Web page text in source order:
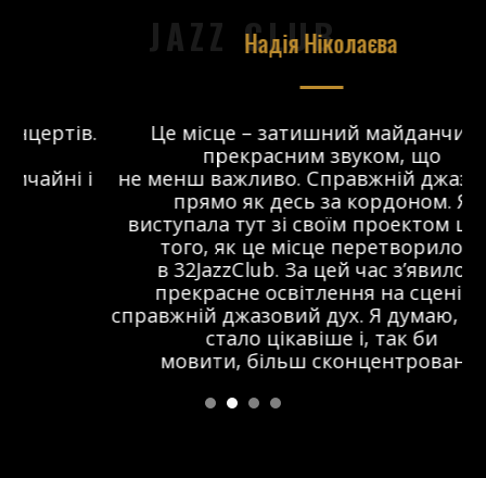
JAZZ CLUB
Надія Ніколаєва
Це місце – затишний майданчик з
прекрасним звуком, що
не менш важливо. Справжній джаз-клуб,
прямо як десь за кордоном. Я
виступала тут зі своїм проектом ще до
того, як це місце перетворилося
в 32JazzClub. За цей час з’явилося
прекрасне освітлення на сцені та
справжній джазовий дух. Я думаю, що тут
стало цікавіше і, так би
мовити, більш сконцентровано.